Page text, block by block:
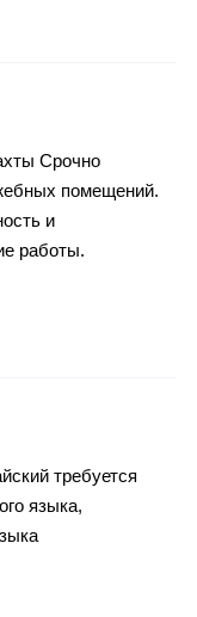
Срочно
помещений.
и
работы.
требуется
языка,